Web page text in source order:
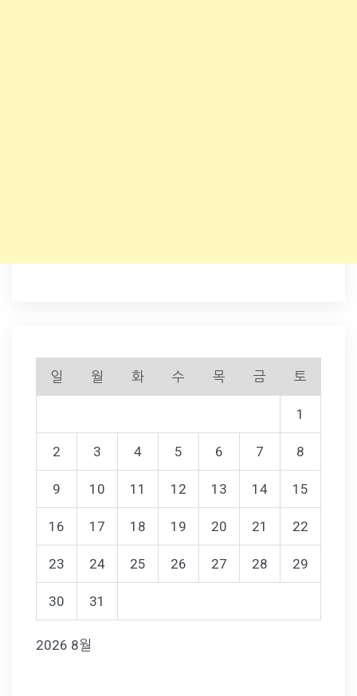
2026 8월
일 월 화 수 목 금 토
1
2 3 4 5 6 7 8
9 10 11 12 13 14 15
16 17 18 19 20 21 22
23 24 25 26 27 28 29
30 31